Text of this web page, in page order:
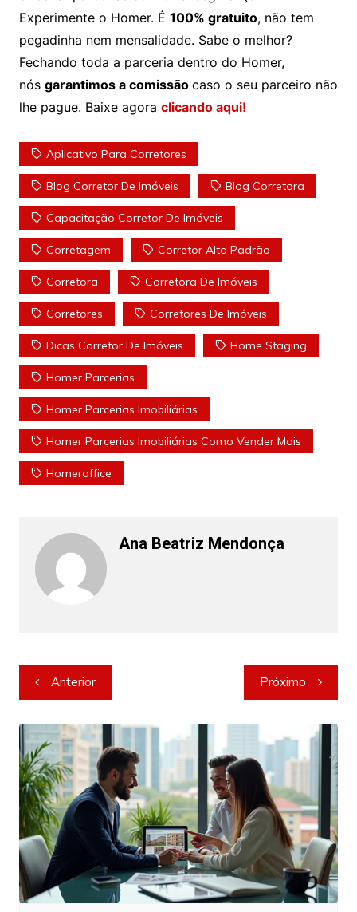
Experimente o Homer. É 100% gratuito, não tem
pegadinha nem mensalidade. Sabe o melhor?
Fechando toda a parceria dentro do Homer,
nós garantimos a comissão caso o seu parceiro não
lhe pague. Baixe agora clicando aqui!
Aplicativo Para Corretores
Blog Corretor De Imóveis Blog Corretora
Capacitação Corretor De Imóveis
Corretagem Corretor Alto Padrão
Corretora Corretora De Imóveis
Corretores Corretores De Imóveis
Dicas Corretor De Imóveis Home Staging
Homer Parcerias
Homer Parcerias Imobiliárias
Homer Parcerias Imobiliárias Como Vender Mais
Homeroffice
Ana Beatriz Mendonça
Navegação
de
Post
Anterior Próximo